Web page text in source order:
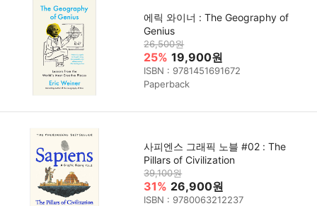
에릭 와이너 : The Geography of
Genius
26,500원
25% 19,900원
ISBN : 9781451691672
Paperback
사피엔스 그래픽 노블 #02 : The
Pillars of Civilization
39,100원
31% 26,900원
ISBN : 9780063212237